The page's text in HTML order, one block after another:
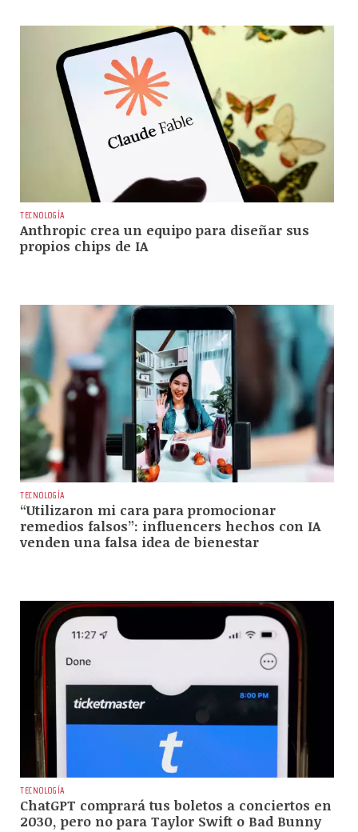
TECNOLOGÍA
Anthropic crea un equipo para diseñar sus
propios chips de IA
TECNOLOGÍA
“Utilizaron mi cara para promocionar
remedios falsos”: influencers hechos con IA
venden una falsa idea de bienestar
TECNOLOGÍA
ChatGPT comprará tus boletos a conciertos en
2030, pero no para Taylor Swift o Bad Bunny